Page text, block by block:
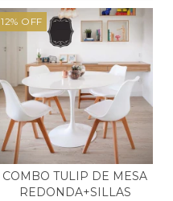
12% OFF
COMBO TULIP DE MESA
REDONDA+SILLAS